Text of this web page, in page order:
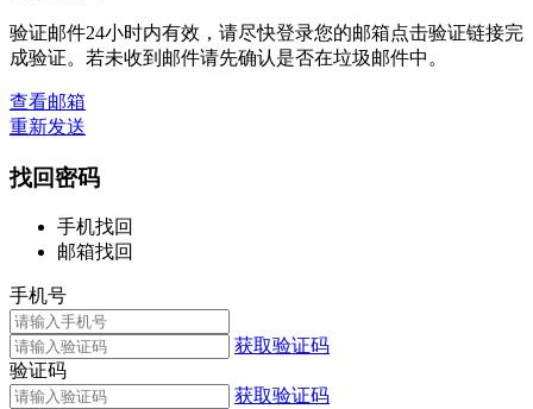
验证邮件24小时内有效，请尽快登录您的邮箱点击验证链接完
成验证。若未收到邮件请先确认是否在垃圾邮件中。
查看邮箱
重新发送
找回密码
手机找回
邮箱找回
手机号
获取验证码
验证码
获取验证码